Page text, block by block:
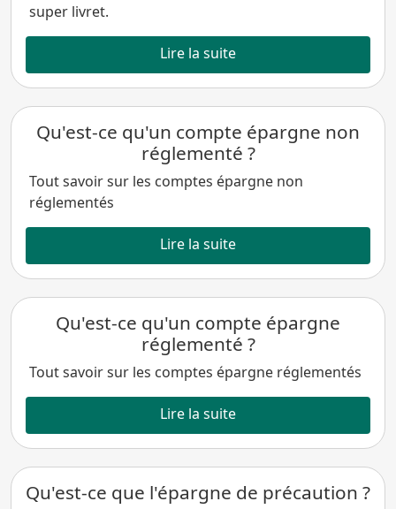
super livret.
Lire la suite
Qu'est-ce qu'un compte épargne non
réglementé ?
Tout savoir sur les comptes épargne non
réglementés
Lire la suite
Qu'est-ce qu'un compte épargne
réglementé ?
Tout savoir sur les comptes épargne réglementés
Lire la suite
Qu'est-ce que l'épargne de précaution ?